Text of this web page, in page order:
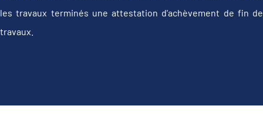
les travaux terminés une attestation d'achèvement de fin de
travaux.